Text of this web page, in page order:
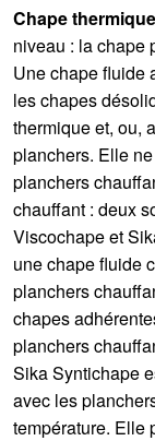
Chape
niveau : la chape
Une chape fluide
les chapes
thermique et, ou,
planchers. Elle
planchers
chauffant : deux
Viscochape et
une chape fluide
planchers
chapes
planchers
Sika Syntichape
avec les
température. Elle